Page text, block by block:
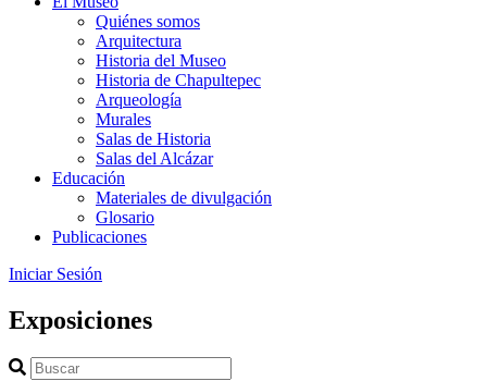
Quiénes somos
Arquitectura
Historia del Museo
Historia de Chapultepec
Arqueología
Murales
Salas de Historia
Salas del Alcázar
Educación
Materiales de divulgación
Glosario
Publicaciones
Iniciar Sesión
Exposiciones